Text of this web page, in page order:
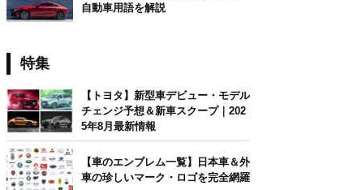
自動車用語を解説
特集
【トヨタ】新型車デビュー・モデル
チェンジ予想＆新車スクープ｜202
5年8月最新情報
【車のエンブレム一覧】日本車＆外
車の珍しいマーク・ロゴを完全網羅